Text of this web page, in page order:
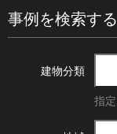
事例を検索する
建物分類
指